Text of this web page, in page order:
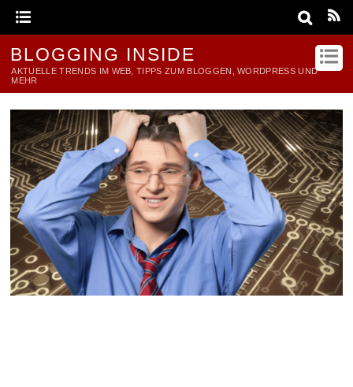
BLOGGING INSIDE
AKTUELLE TRENDS IM WEB, TIPPS ZUM BLOGGEN, WORDPRESS UND
MEHR